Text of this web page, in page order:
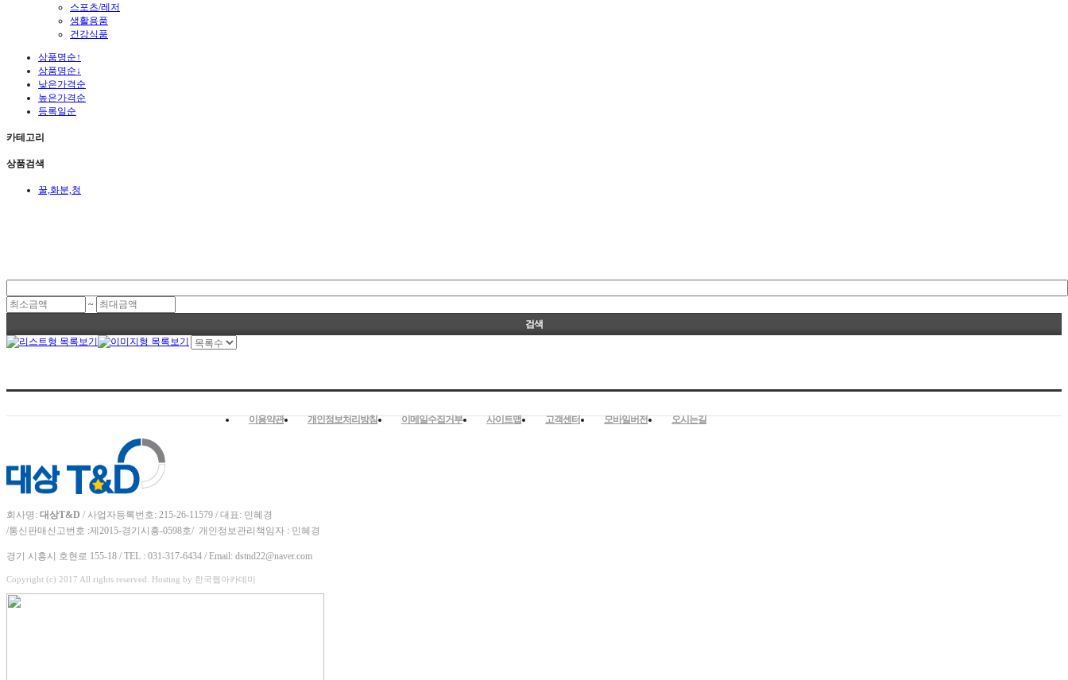
스포츠/레저
생활용품
건강식품
상품명순↑
상품명순↓
낮은가격순
높은가격순
등록일순
카테고리
상품검색
꿀,화분,청
~
이용약관 개인정보처리방침 이메일수집거부 사이트맵 고객센터 모바일버전 오시는길
회사명: 대상T&D / 사업자등록번호: 215-26-11579 / 대표: 민혜경
/통신판매신고번호 :제2015-경기시흥-0598호/ 개인정보관리책임자 : 민혜경
경기 시흥시 호현로 155-18 / TEL : 031-317-6434 / Email: dstnd22@naver.com
Copyright (c) 2017 All rights reserved. Hosting by 한국웹아카데미